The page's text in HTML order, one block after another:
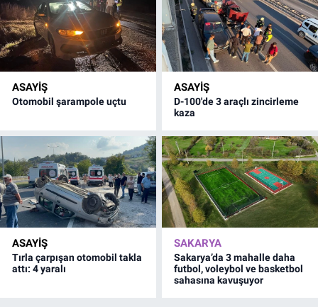
ASAYİŞ
Otomobil şarampole uçtu
ASAYİŞ
D-100'de 3 araçlı zincirleme
kaza
ASAYİŞ
Tırla çarpışan otomobil takla
attı: 4 yaralı
SAKARYA
Sakarya’da 3 mahalle daha
futbol, voleybol ve basketbol
sahasına kavuşuyor